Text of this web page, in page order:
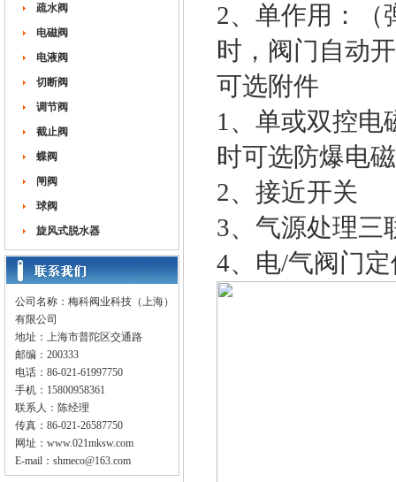
疏水阀
电磁阀
电液阀
切断阀
调节阀
截止阀
蝶阀
闸阀
球阀
旋风式脱水器
公司名称：梅科阀业科技（上海）
有限公司
地址：上海市普陀区交通路
邮编：200333
电话：86-021-61997750
手机：15800958361
联系人：陈经理
传真：86-021-26587750
网址： www.021mksw.com
E-mail： shmeco@163.com
2、单作用：（
时，阀门自动
可选附件
1、单或双控电
时可选防爆电
2、接近开关
3、气源处理三
4、电/气阀门